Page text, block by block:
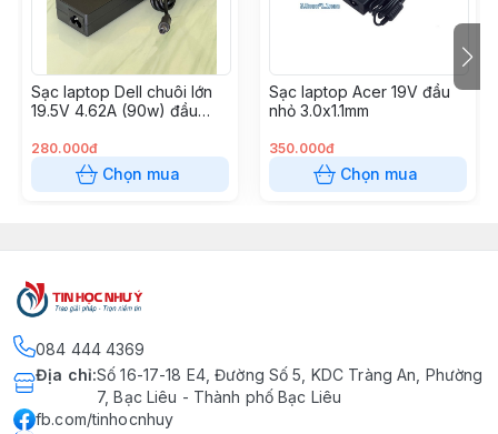
B,L50D-B,L55B-L55D,
P300,
Sạc laptop Dell chuôi lớn
19.5V 4.62A (90w) đầu
280.000đ
Chọn mua
Sạc laptop Acer 19V đầu
nhỏ 3.0x1.1mm
350.000đ
Chọn mua
084 444 4369
Địa chỉ:Số 16-17-18 E4, Đường Số 5, KDC Tràng An, Phường
7, Bạc Liêu - Thành phố Bạc Liêu
fb.com/tinhocnhuy